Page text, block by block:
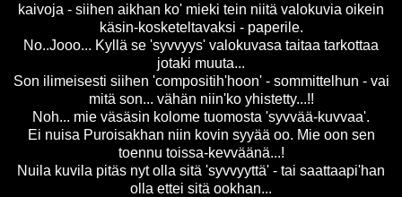
kaivoja - siihen aikhan ko' mieki tein niitä valokuvia oikein
käsin-kosketeltavaksi - paperile.
No..Jooo... Kyllä se 'syvvyys' valokuvasa taitaa tarkottaa
jotaki muuta...
Son ilimeisesti siihen 'compositih'hoon' - sommittelhun - vai
mitä son... vähän niin'ko yhistetty...!!
Noh... mie väsäsin kolome tuomosta 'syvvää-kuvvaa'.
Ei nuisa Puroisakhan niin kovin syyää oo. Mie oon sen
toennu toissa-kevväänä...!
Nuila kuvila pitäs nyt olla sitä 'syvvyyttä' - tai saattaapi'han
olla ettei sitä ookhan...